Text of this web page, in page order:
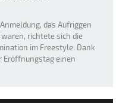
das Aufriggen
richtete sich die
im Freestyle. Dank
Eröffnungstag einen